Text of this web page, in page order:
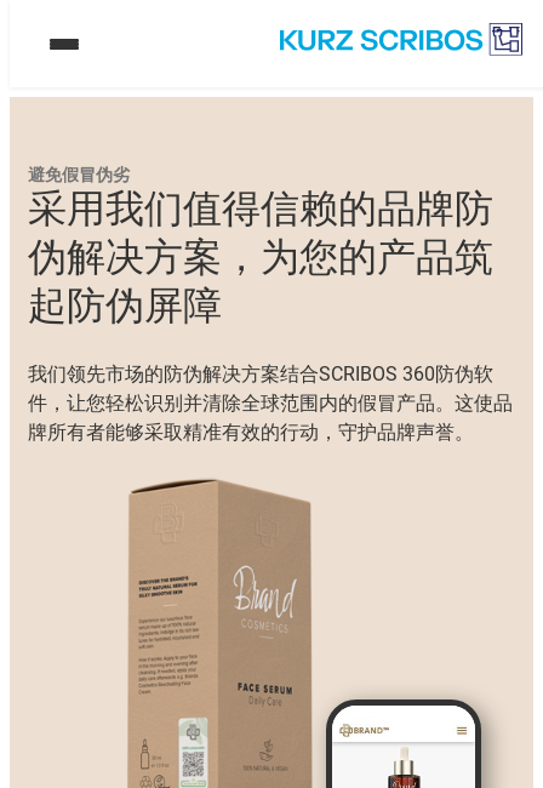
避免假冒伪劣
采用我们值得信赖的品牌防
伪解决方案，为您的产品筑
起防伪屏障
我们领先市场的防伪解决方案结合SCRIBOS 360防伪软
件，让您轻松识别并清除全球范围内的假冒产品。这使品
牌所有者能够采取精准有效的行动，守护品牌声誉。